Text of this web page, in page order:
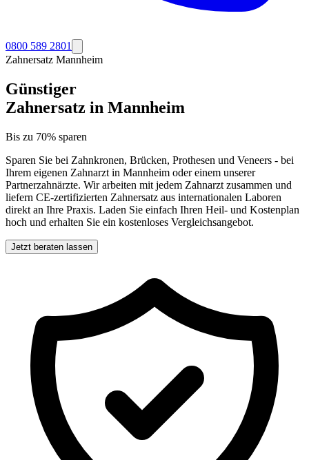
0800 589 2801
Zahnersatz Mannheim
Günstiger
Zahnersatz in Mannheim
Bis zu 70% sparen
Sparen Sie bei Zahnkronen, Brücken, Prothesen und Veneers - bei
Ihrem eigenen Zahnarzt in Mannheim oder einem unserer
Partnerzahnärzte. Wir arbeiten mit jedem Zahnarzt zusammen und
liefern CE-zertifizierten Zahnersatz aus internationalen Laboren
direkt an Ihre Praxis. Laden Sie einfach Ihren Heil- und Kostenplan
hoch und erhalten Sie ein kostenloses Vergleichsangebot.
Jetzt beraten lassen